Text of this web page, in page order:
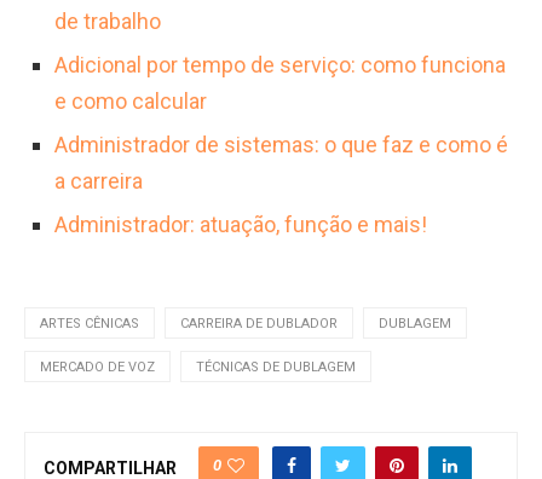
de trabalho
Adicional por tempo de serviço: como funciona
e como calcular
Administrador de sistemas: o que faz e como é
a carreira
Administrador: atuação, função e mais!
ARTES CÊNICAS CARREIRA DE DUBLADOR DUBLAGEM
MERCADO DE VOZ TÉCNICAS DE DUBLAGEM
COMPARTILHAR 0